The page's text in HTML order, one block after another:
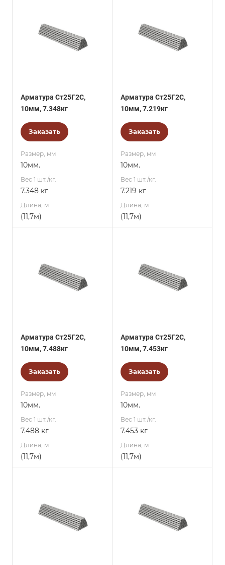
Арматура Ст25Г2С,
10мм, 7.348кг
Заказать
Размер, мм
10мм.
Вес 1 шт./кг.
7.348 кг
Длина, м
(11,7м)
Арматура Ст25Г2С,
10мм, 7.219кг
Заказать
Размер, мм
10мм.
Вес 1 шт./кг.
7.219 кг
Длина, м
(11,7м)
Арматура Ст25Г2С,
10мм, 7.488кг
Заказать
Размер, мм
10мм.
Вес 1 шт./кг.
7.488 кг
Длина, м
(11,7м)
Арматура Ст25Г2С,
10мм, 7.453кг
Заказать
Размер, мм
10мм.
Вес 1 шт./кг.
7.453 кг
Длина, м
(11,7м)